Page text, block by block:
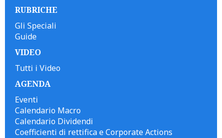
RUBRICHE
Gli Speciali
Guide
VIDEO
Tutti i Video
AGENDA
Eventi
Calendario Macro
Calendario Dividendi
Coefficienti di rettifica e Corporate Actions